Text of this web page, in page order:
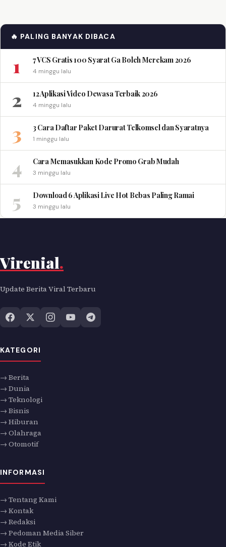
🔥 PALING BANYAK DIBACA
1 7 VCS Gratis 100 Syarat Ga Boleh Merekam 2026
4 minggu lalu
2 12 Aplikasi Video Dewasa Terbaik 2026
4 minggu lalu
3 3 Cara Daftar Paket Darurat Telkomsel dan Syaratnya
1 minggu lalu
4 Cara Memasukkan Kode Promo Grab Mudah
3 minggu lalu
5 Download 6 Aplikasi Live Hot Bebas Paling Ramai
3 minggu lalu
Virenial.
Update Berita Viral Terbaru
KATEGORI
→ Berita
→ Dunia
→ Teknologi
→ Bisnis
→ Hiburan
→ Olahraga
→ Otomotif
INFORMASI
→ Tentang Kami
→ Kontak
→ Redaksi
→ Pedoman Media Siber
→ Kode Etik